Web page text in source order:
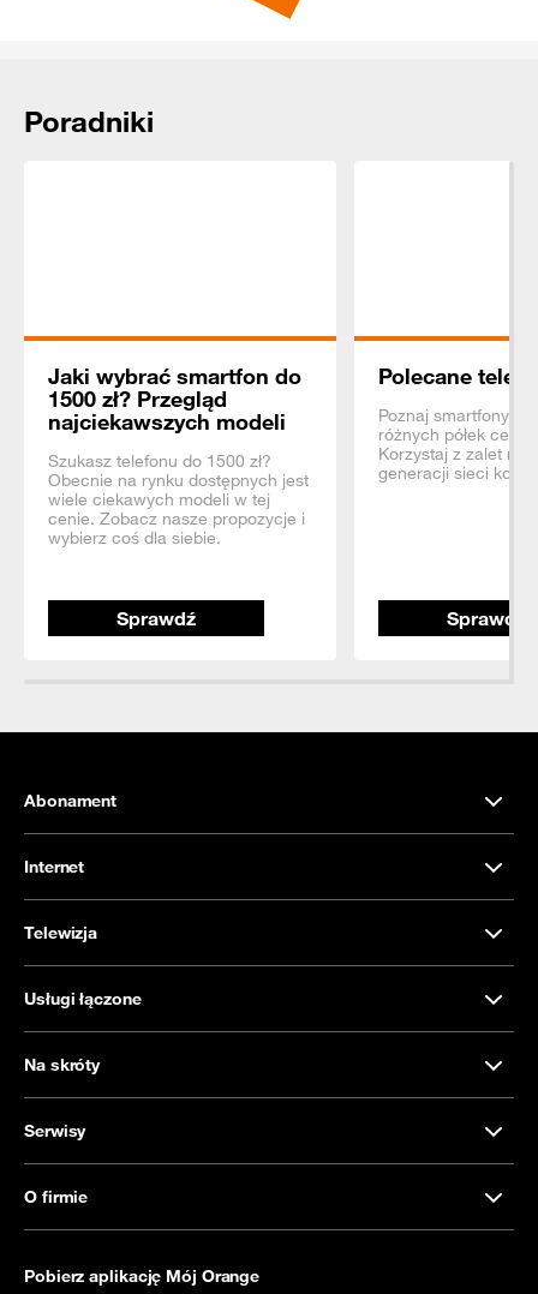
Poradniki
Jaki wybrać smartfon do
1500 zł? Przegląd
najciekawszych modeli
Szukasz telefonu do 1500 zł?
Obecnie na rynku dostępnych jest
wiele ciekawych modeli w tej
cenie. Zobacz nasze propozycje i
wybierz coś dla siebie.
Sprawdź
Polecane
Poznaj smartfony z
różnych półek
Korzystaj z zalet
generacji sieci
Sprawdź
Abonament
Internet
Telewizja
Usługi łączone
Na skróty
Serwisy
O firmie
Pobierz aplikację Mój Orange